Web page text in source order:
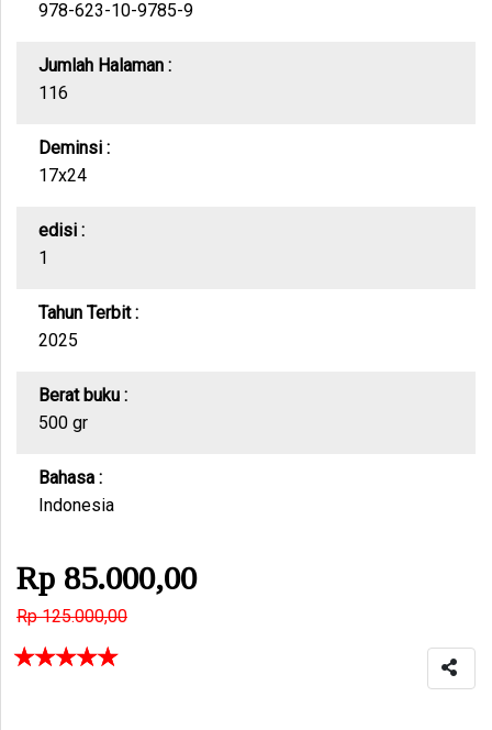
978-623-10-9785-9
Jumlah Halaman :
116
Deminsi :
17x24
edisi :
1
Tahun Terbit :
2025
Berat buku :
500 gr
Bahasa :
Indonesia
Rp 85.000,00
Rp 125.000,00
☆
☆
☆
☆
☆